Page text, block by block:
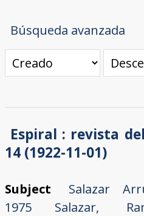
Búsqueda avanzada
Espiral : revista
14 (1922-11-01)
Subject
Salazar
1975
Salazar,